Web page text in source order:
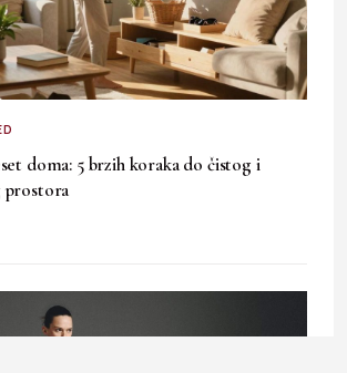
doma: 5 brzih koraka do čistog i
prostora